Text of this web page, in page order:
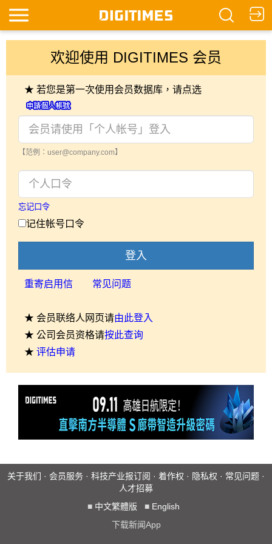
欢迎使用 DIGITIMES 会员
★ 若您是第一次使用会员数据库，请点选
【范例：user@company.com】
忘记口令
记住帐号口令
登入
重寄启用信 常见问题
★ 会员联络人网页请由此登入
★ 公司会员资格请按此查询
★ 评估申请
关于我们 · 会员服务 · 科技产业报订阅 · 着作权 · 隐私权 · 常见问题 ·
人才招募
■ 中文繁體版 ■ English
下载新闻App